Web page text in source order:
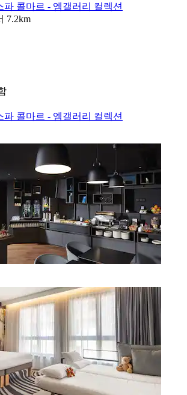
콜마르 - 엠갤러리 컬렉션
7.2km
콜마르 - 엠갤러리 컬렉션